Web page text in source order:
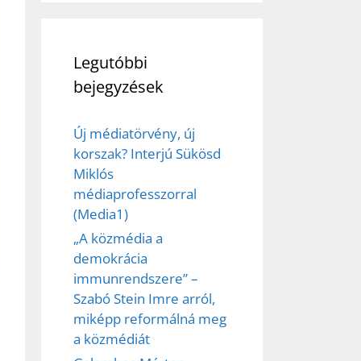
Legutóbbi
bejegyzések
Új médiatörvény, új
korszak? Interjú Sükösd
Miklós
médiaprofesszorral
(Media1)
„A közmédia a
demokrácia
immunrendszere” –
Szabó Stein Imre arról,
miképp reformálná meg
a közmédiát